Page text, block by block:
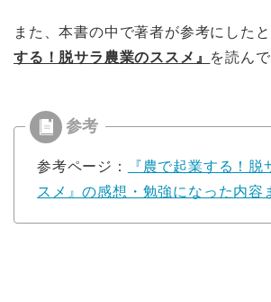
また、本書の中で著者が参考にしたと
する！脱サラ農業のススメ』 を読ん
参考ページ：
『農で起業する！脱
スメ』の感想・勉強になった内容